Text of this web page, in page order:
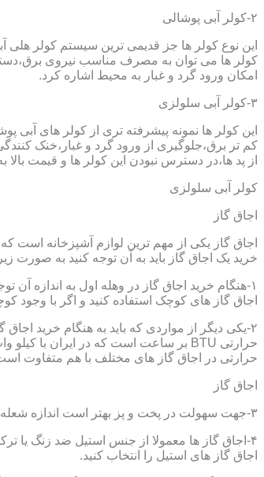
۲-کولر آبی پوشالی
این نوع کولر ها جز قدیمی ترین سیستم کولر
کولر ها می توان به مصرف مناسب نیروی
امکان ورود گرد و غبار به محیط اشاره کرد.
۳-کولر آبی سلولزی
این کولر ها نمونه پیشرفته تری از کولر های
کم تر برق،جلوگیری از ورود گرد و غبار،خنک
از پد ها،در دسترس نبودن این کولر ها و قیمت
کولر آبی سلولزی
اجاق گاز
اجاق گاز یکی از مهم ترین لوازم آشپزخانه است
خرید یک اجاق گاز باید به آن توجه کنید به صورت
۱-هنگام خرید اجاق گاز در وهله اول به اندازه آن
اجاق گاز های کوچک استفاده کنید و اگر با وجود
۲-یکی دیگر از مواردی که باید به هنگام خرید
حرارتی در اجاق گاز های مختلف با هم متفاوت
اجاق گاز
۳-جهت سهولت در پخت و پز بهتر است اندازه شعله های اجاق گاز با هم متفاوت باشد.
۴-اجاق گاز ها معمولا از جنس استیل ضد زنگ یا
اجاق گاز های استیل را انتخاب کنید.